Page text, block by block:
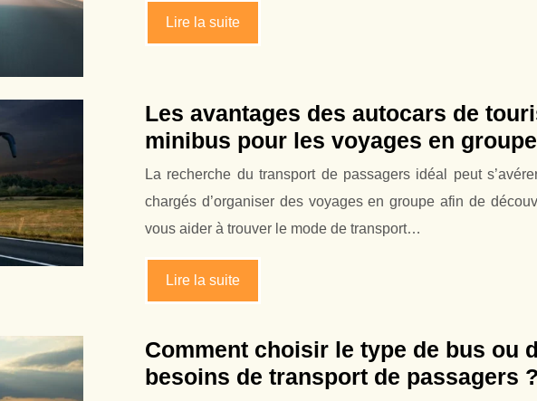
Lire la suite
Les avantages des autocars de
minibus pour les voyages en groupe
La recherche du transport de passagers idéal peut
chargés d’organiser des voyages en groupe afin de
vous aider à trouver le mode de transport…
Lire la suite
Comment choisir le type de bus ou
besoins de transport de passagers ?